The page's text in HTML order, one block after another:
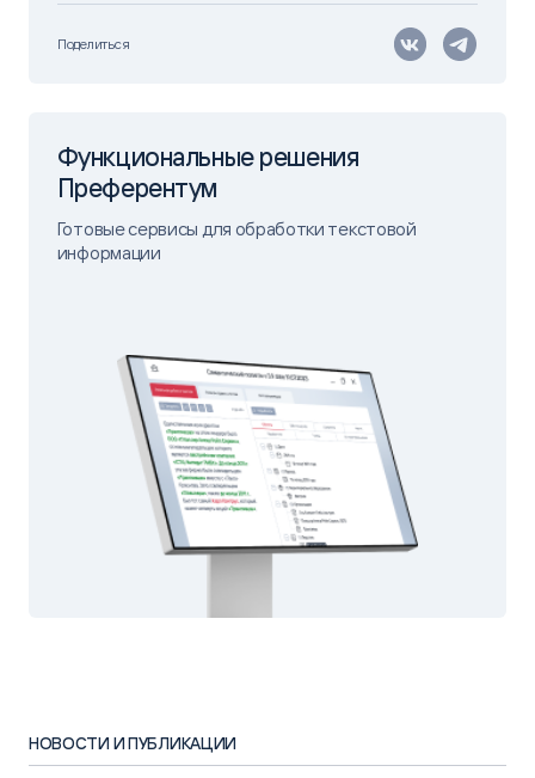
Поделиться
Функциональные решения
Преферентум
Готовые сервисы для обработки текстовой
информации
НОВОСТИ И ПУБЛИКАЦИИ